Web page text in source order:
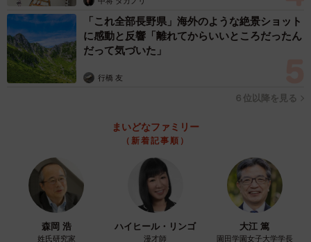
「余命の話はしましたが当時はまだ3歳だったのであまり理
解できなかったように感じますが、落ち込んでいる僕ら親
の姿をみて何かは感じとっていたようで、以降お絵かきで
家族の絵を描くとぽてとも一緒に描いてくれていました。
長女が大きくなってからも正直に説明しました。わかりや
れる時間があり、その時間を一生懸命生きている。ぽてと
は治らない病気でちょっとだけ時間が短くなっちゃったけ
ど最後まで一生懸命生きるから、僕らも最後まで可愛がっ
て一緒にいなきゃダメなんだよ、という内容だったと思い
「これ全部長野県」海外のような絶景ショット
に感動と反響「離れてからいいところだったん
だって気づいた」
行橋 友
６位以降を見る
まいどなファミリー
（新着記事順）
森岡 浩
姓氏研究家
ハイヒール・リンゴ
漫才師
大江 篤
園田学園女子大学学長